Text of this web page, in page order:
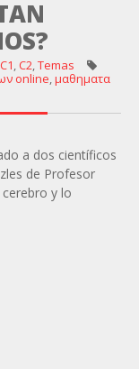
C1, C2,Temas
online,μαθηματα
a dos científicos
de Profesor
y lo